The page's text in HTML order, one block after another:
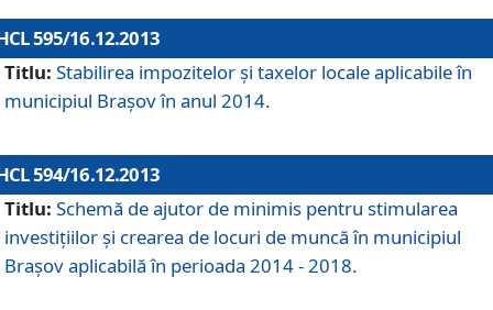
595/16.12.2013
Titlu: Stabilirea impozitelor şi taxelor locale aplicabile în
municipiul Braşov în anul 2014.
594/16.12.2013
Titlu: Schemă de ajutor de minimis pentru stimularea
investiţiilor şi crearea de locuri de muncă în municipiul
Braşov aplicabilă în perioada 2014 - 2018.